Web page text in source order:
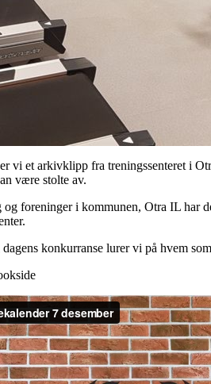
vi et arkivklipp fra treningssenteret i
være stolte av.
foreninger i kommunen, Otra IL har
konkurranse lurer vi på hvem